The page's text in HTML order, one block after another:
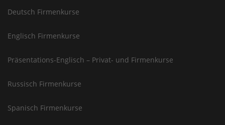
Deutsch Firmenkurse
Englisch Firmenkurse
Präsentations-Englisch – Privat- und Firmenkurse
Russisch Firmenkurse
Spanisch Firmenkurse